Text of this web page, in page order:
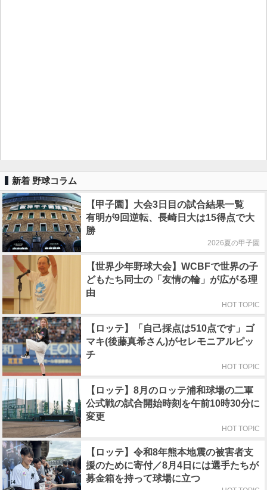
新着 野球コラム
【甲子園】大会3日目の試合結果一覧
有明が9回逆転、長崎日大は15得点で大
勝
2026夏の甲子園
【世界少年野球大会】WCBFで世界の子
どもたち同士の「友情の輪」が広がる理
由
HOT TOPIC
【ロッテ】「自己採点は510点です」ゴ
マキ(後藤真希さん)がセレモニアルピッ
チ
HOT TOPIC
【ロッテ】8月のロッテ浦和球場の二軍
公式戦の試合開始時刻を午前10時30分に
変更
HOT TOPIC
【ロッテ】令和8年熊本地震の被害者支
援のために寄付／8月4日には選手たちが
募金箱を持って球場に立つ